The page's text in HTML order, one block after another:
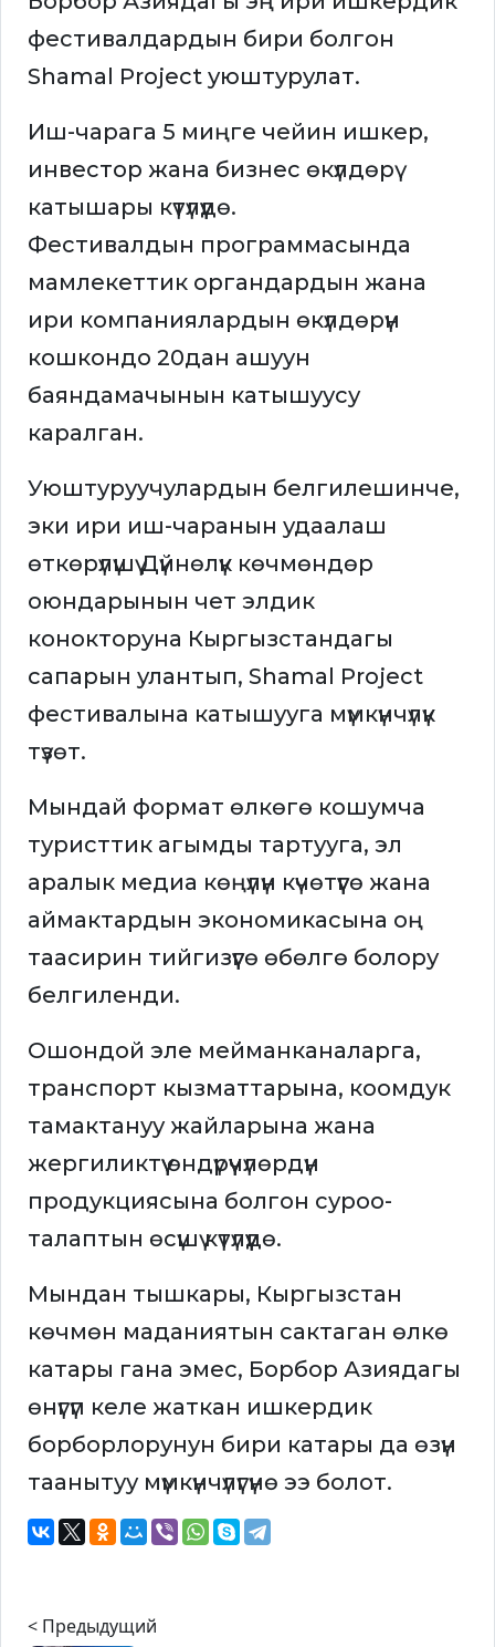
фестивалдардын бири болгон
Shamal Project уюштурулат.
Иш-чарага 5 миңге чейин ишкер,
инвестор жана бизнес өкүлдөрү
катышары күтүлүүдө.
Фестивалдын программасында
мамлекеттик органдардын жана
ири компаниялардын өкүлдөрүн
кошкондо 20дан ашуун
баяндамачынын катышуусу
каралган.
Уюштуруучулардын белгилешинче,
эки ири иш-чаранын удаалаш
өткөрүлүшү Дүйнөлүк көчмөндөр
оюндарынын чет элдик
конокторуна Кыргызстандагы
сапарын улантып, Shamal Project
фестивалына катышууга мүмкүнчүлүк
түзөт.
Мындай формат өлкөгө кошумча
туристтик агымды тартууга, эл
аралык медиа көңүлүн күчөтүүгө жана
аймактардын экономикасына оң
таасирин тийгизүүгө өбөлгө болору
белгиленди.
Ошондой эле мейманканаларга,
транспорт кызматтарына, коомдук
тамактануу жайларына жана
жергиликтүү өндүрүүчүлөрдүн
продукциясына болгон суроо-
талаптын өсүшү күтүлүүдө.
Мындан тышкары, Кыргызстан
көчмөн маданиятын сактаган өлкө
катары гана эмес, Борбор Азиядагы
өнүгүп келе жаткан ишкердик
борборлорунун бири катары да өзүн
таанытуу мүмкүнчүлүгүнө ээ болот.
< Предыдущий